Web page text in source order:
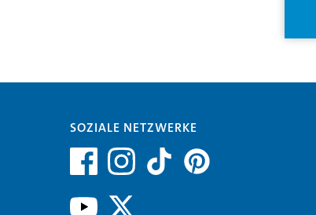
SOZIALE NETZWERKE